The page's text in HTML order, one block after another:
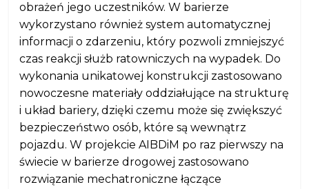
obrażeń jego uczestników. W barierze
wykorzystano również system automatycznej
informacji o zdarzeniu, który pozwoli zmniejszyć
czas reakcji służb ratowniczych na wypadek. Do
wykonania unikatowej konstrukcji zastosowano
nowoczesne materiały oddziałujące na strukturę
i układ bariery, dzięki czemu może się zwiększyć
bezpieczeństwo osób, które są wewnątrz
pojazdu. W projekcie AIBDiM po raz pierwszy na
świecie w barierze drogowej zastosowano
rozwiązanie mechatroniczne łączące